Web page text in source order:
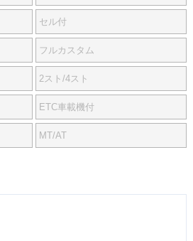
セル付
フルカスタム
2スト/4スト
ETC車載機付
MT/AT